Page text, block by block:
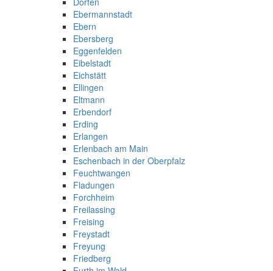
Ebermannstadt
Ebern
Ebersberg
Eggenfelden
Eibelstadt
Eichstätt
Ellingen
Eltmann
Erbendorf
Erding
Erlangen
Erlenbach am Main
Eschenbach in der Oberpfalz
Feuchtwangen
Fladungen
Forchheim
Freilassing
Freising
Freystadt
Freyung
Friedberg